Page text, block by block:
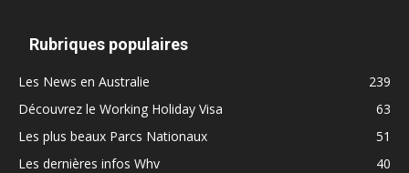
Rubriques populaires
Les News en Australie
239
Découvrez le Working Holiday Visa
63
Les plus beaux Parcs Nationaux
51
Les dernières infos Whv
40